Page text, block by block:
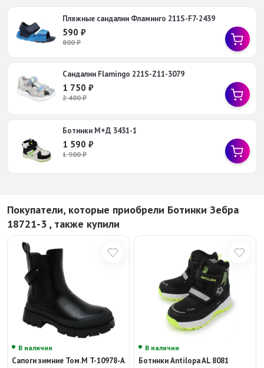
Пляжные сандалии Фламинго 211S-F7-2439
590 ₽
800₽
Сандалии Flamingo 221S-Z11-3079
1 750 ₽
2 400₽
Ботинки М+Д 3431-1
1 590 ₽
1 900₽
Покупатели, которые приобрели Ботинки Зебра
18721-3 , также купили
В наличии
Сапоги зимние Том.М T-10978-A
В наличии
Ботинки Antilopa AL 8081